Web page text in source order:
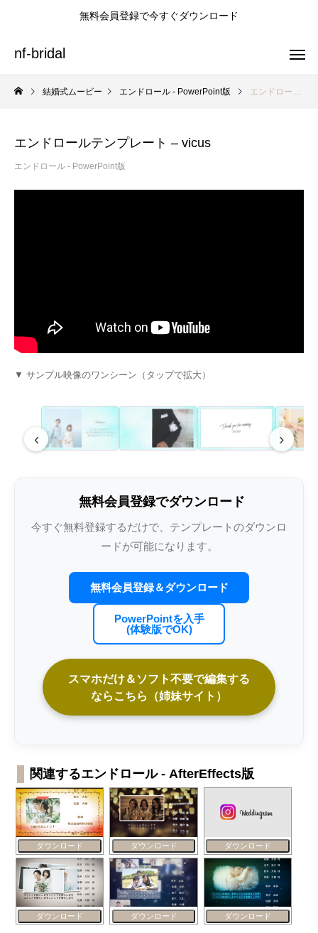
無料会員登録で今すぐダウンロード
nf-bridal
Youtube風プロフィールムービーテンプレ
ート – lovetube
ート – weddingram
結婚式プロフィールムービーの写真枚数｜
3分5分7分別の最適枚数・1枚あたり秒数・
各パート配分・写真不足対策の早見表
ガイド｜BGM市販
エヴァ風オープニングムービーテンプレー
ト – weddingerion
ンプレート –
家族婚・少人数挙式向けオープニングムー
ビー完全ガイド｜アットホームな感動演出
選び完全ガイド｜
料比較・カスタマ
手描きイラストがかわいいエンドロールム
ービーテンプレート – illust
ルムービーテンプ
結婚式エンドロールにおすすめの
RADWIMPS人気曲｜選曲とISUM著作権ガ
著作権と選曲ガイド
結婚式ムービー エンドロール - PowerPoint版 エンドロールテンプレート – vicus
エンドロールテンプレート – vicus
エンドロール - PowerPoint版
▼ サンプル映像のワンシーン（タップで拡大）
‹ ›
無料会員登録でダウンロード
今すぐ無料登録するだけで、テンプレートのダウンロ
ードが可能になります。
無料会員登録＆ダウンロード
PowerPointを入手
(体験版でOK)
スマホだけ＆ソフト不要で編集する
ならこちら（姉妹サイト）
関連するエンドロール - AfterEffects版
ダウンロード ダウンロード ダウンロード
ダウンロード ダウンロード ダウンロード